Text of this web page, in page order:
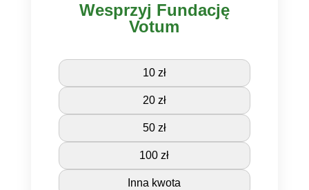
Wesprzyj Fundację
Votum
10 zł
20 zł
50 zł
100 zł
Inna kwota